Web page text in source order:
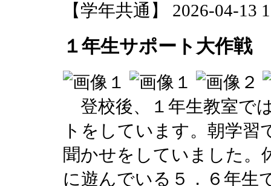
【学年共通】 2026-04-13
１年生サポート大作戦
登校後、１年生教室で
トをしています。朝学習
聞かせをしていました。
に遊んでいる５．６年生